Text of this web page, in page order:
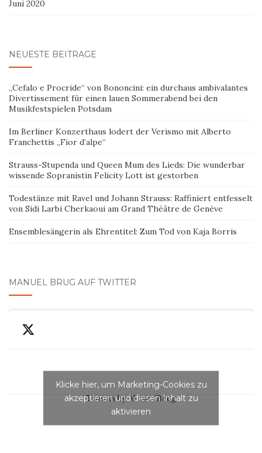
Juni 2020
NEUESTE BEITRÄGE
„Cefalo e Procride“ von Bononcini: ein durchaus ambivalantes
Divertissement für einen lauen Sommerabend bei den
Musikfestspielen Potsdam
Im Berliner Konzerthaus lodert der Verismo mit Alberto
Franchettis „Fior d’alpe“
Strauss-Stupenda und Queen Mum des Lieds: Die wunderbar
wissende Sopranistin Felicity Lott ist gestorben
Todestänze mit Ravel und Johann Strauss: Raffiniert entfesselt
von Sidi Larbi Cherkaoui am Grand Théâtre de Genève
Ensemblesängerin als Ehrentitel: Zum Tod von Kaja Borris
MANUEL BRUG AUF TWITTER
Tweets by ManuelBrug
Klicke hier, um Marketing-Cookies zu
akzeptieren und diesen Inhalt zu
aktivieren